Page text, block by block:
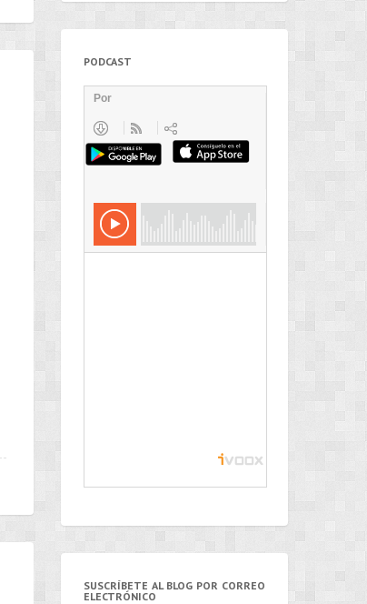
PODCAST
SUSCRÍBETE AL BLOG POR CORREO
ELECTRÓNICO